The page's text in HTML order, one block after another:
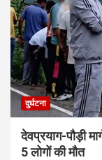
दुर्घटना
देवप्रयाग-पौड़ी
5 लोगों की मौत